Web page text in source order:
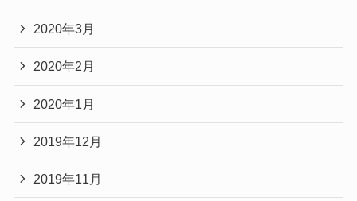
2020年3月
2020年2月
2020年1月
2019年12月
2019年11月